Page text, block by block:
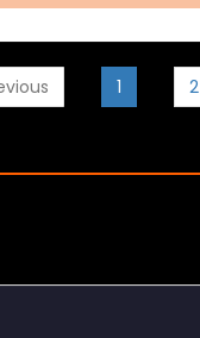
1 2